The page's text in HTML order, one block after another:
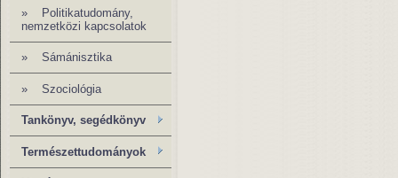
»
Politikatudomány,
nemzetközi kapcsolatok
» Sámánisztika
» Szociológia
Tankönyv, segédkönyv
Természettudományok